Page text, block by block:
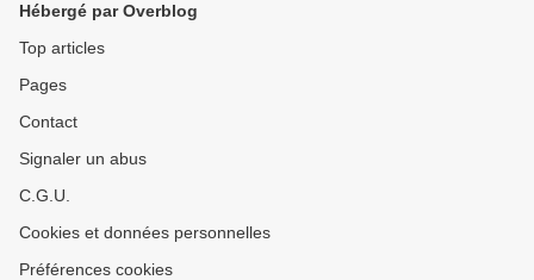
Hébergé par Overblog
Top articles
Pages
Contact
Signaler un abus
C.G.U.
Cookies et données personnelles
Préférences cookies